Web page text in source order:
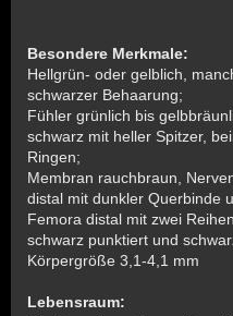
Besondere Merkmale:
Hellgrün- oder gelblich,
schwarzer Behaarung;
Fühler grünlich bis
schwarz mit heller Spitzer,
Ringen;
Membran rauchbraun,
distal mit dunkler Querbinde
Femora distal mit zwei
schwarz punktiert und
Körpergröße 3,1-4,1 mm
Lebensraum: